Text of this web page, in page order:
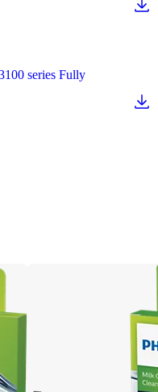
series Fully